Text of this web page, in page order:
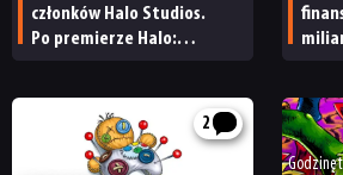
członków Halo Studios.
Po premierze Halo:
2
Godzinę